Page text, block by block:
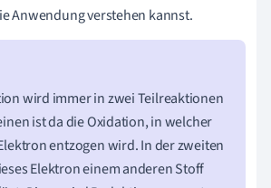
Anwendung verstehen kannst.
wird immer in zwei Teilreaktionen
ist da die Oxidation, in welcher
entzogen wird. In der zweiten
Elektron einem anderen Stoff